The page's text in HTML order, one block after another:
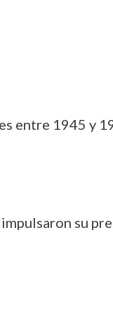
entre 1945 y
su